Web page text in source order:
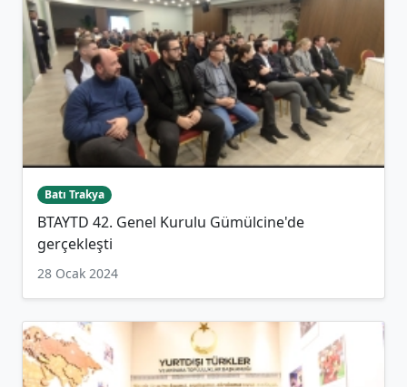
Batı Trakya
BTAYTD 42. Genel Kurulu Gümülcine'de
gerçekleşti
28 Ocak 2024